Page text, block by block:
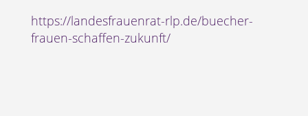
https://landesfrauenrat-rlp.de/buecher-
frauen-schaffen-zukunft/